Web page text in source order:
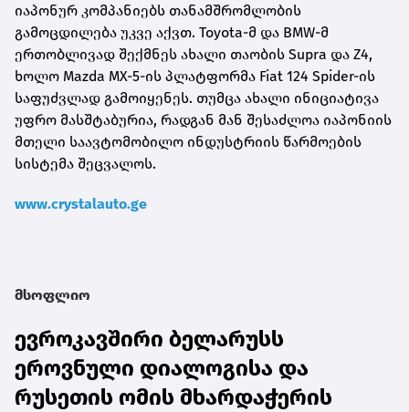
იაპონურ კომპანიებს თანამშრომლობის
გამოცდილება უკვე აქვთ. Toyota-მ და BMW-მ
ერთობლივად შექმნეს ახალი თაობის Supra და Z4,
ხოლო Mazda MX-5-ის პლატფორმა Fiat 124 Spider-ის
საფუძვლად გამოიყენეს. თუმცა ახალი ინიციატივა
უფრო მასშტაბურია, რადგან მან შესაძლოა იაპონიის
მთელი საავტომობილო ინდუსტრიის წარმოების
სისტემა შეცვალოს.
www.crystalauto.ge
მსოფლიო
ევროკავშირი ბელარუსს
ეროვნული დიალოგისა და
რუსეთის ომის მხარდაჭერის